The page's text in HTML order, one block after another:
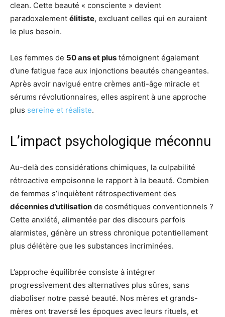
clean. Cette beauté « consciente » devient
paradoxalement élitiste, excluant celles qui en auraient
le plus besoin.
Les femmes de 50 ans et plus témoignent également
d’une fatigue face aux injonctions beautés changeantes.
Après avoir navigué entre crèmes anti-âge miracle et
sérums révolutionnaires, elles aspirent à une approche
plus sereine et réaliste.
L’impact psychologique méconnu
Au-delà des considérations chimiques, la culpabilité
rétroactive empoisonne le rapport à la beauté. Combien
de femmes s’inquiètent rétrospectivement des
décennies d’utilisation de cosmétiques conventionnels ?
Cette anxiété, alimentée par des discours parfois
alarmistes, génère un stress chronique potentiellement
plus délétère que les substances incriminées.
L’approche équilibrée consiste à intégrer
progressivement des alternatives plus sûres, sans
diaboliser notre passé beauté. Nos mères et grands-
mères ont traversé les époques avec leurs rituels, et